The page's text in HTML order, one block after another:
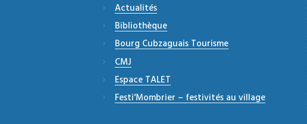
Actualités
Bibliothèque
Bourg Cubzaguais Tourisme
CMJ
Espace TALET
Festi'Mombrier – festivités au village